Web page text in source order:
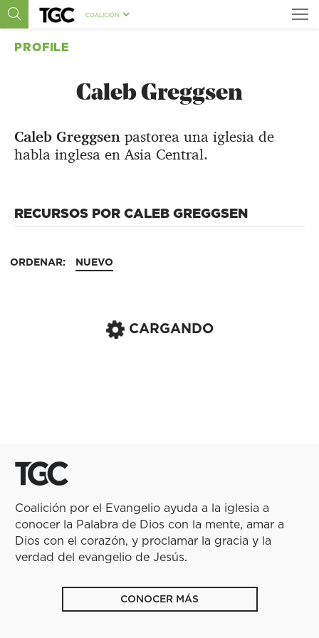
COALICIÓN
PROFILE
Caleb Greggsen
Caleb Greggsen pastorea una iglesia de
habla inglesa en Asia Central.
RECURSOS POR CALEB GREGGSEN
ORDENAR: NUEVO
CARGANDO
Coalición por el Evangelio ayuda a la iglesia a
conocer la Palabra de Dios con la mente, amar a
Dios con el corazón, y proclamar la gracia y la
verdad del evangelio de Jesús.
CONOCER MÁS